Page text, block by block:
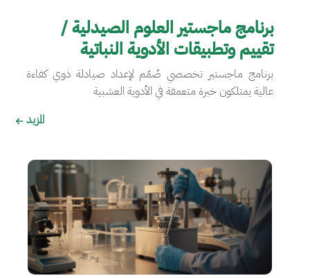
برنامج ماجستير العلوم الصيدلية /
تقييم وتطبيقات الأدوية النباتية
برنامج ماجستير تخصصي صُمّم لإعداد صيادلة ذوي كفاءة
عالية يمتلكون خبرة متعمقة في الأدوية العشبية
المزيد
الصورة